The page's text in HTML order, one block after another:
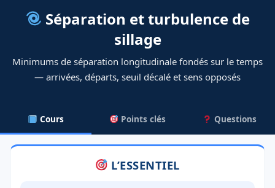
Séparation et turbulence de
sillage
Minimums de séparation longitudinale fondés sur le temps
— arrivées, départs, seuil décalé et sens opposés
Cours Points clés Questions
L’ESSENTIEL